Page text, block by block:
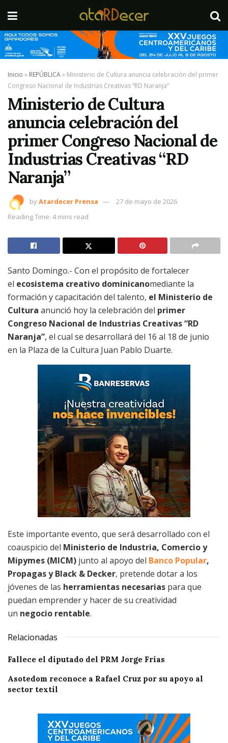
Inicio » REPÚBLICA» Ministerio de Cultura anuncia celebración del primer
Congreso Nacional de Industrias Creativas “RD Naranja”
Ministerio de Cultura
anuncia celebración del
primer Congreso Nacional de
Industrias Creativas “RD
Naranja”
byAtardecer Prensa
27 de mayo de 2026
Reading Time: 4 mins read
Santo Domingo.- Con el propósito de fortalecer
el ecosistema creativo dominicanomediante la
formación y capacitación del talento, el Ministerio de
Cultura anunció hoy la celebración del primer
Congreso Nacional de Industrias Creativas “RD
Naranja”, el cual se desarrollará del 16 al 18 de junio
en la Plaza de la Cultura Juan Pablo Duarte.
Este importante evento, que será desarrollado con el
coauspicio del Ministerio de Industria, Comercio y
Mipymes (MICM) junto al apoyo del Banco Popular,
Propagas y Black & Decker, pretende dotar a los
jóvenes de las herramientas necesarias para que
puedan emprender y hacer de su creatividad
un negocio rentable.
Relacionadas
Fallece el diputado del PRM Jorge Frías
Asotedom reconoce a Rafael Cruz por su apoyo al
sector textil